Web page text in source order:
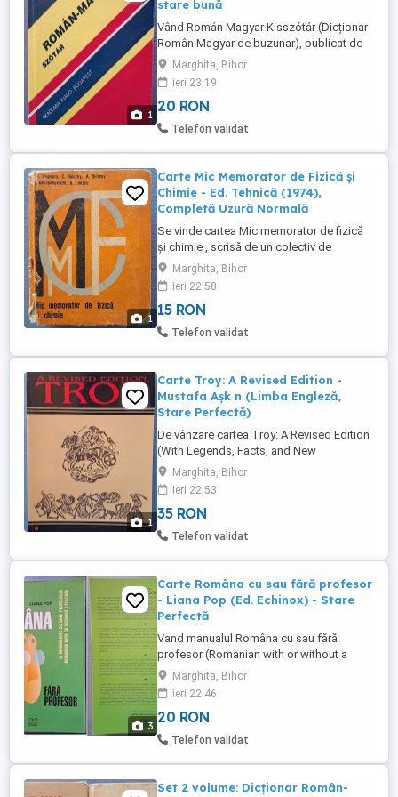
1
stare bună
Vând Román Magyar Kisszótár (Dicționar
Român Magyar de buzunar), publicat de
editura Akadémiai Kiadó din Budapesta.
Autori Sursă: Colectiv coordonat de
Bakos Ferenc și Dorogman György.
Conținut: Conține vocabularul de bază al
limbii române (aproximativ 30.000 de
Marghita, Bihor
ieri 23:19
20 RON
Telefon validat
1
Carte Mic Memorator de Fizică și
Chimie - Ed. Tehnică (1974),
Completă Uzură Normală
Se vinde cartea Mic memorator de fizică
și chimie , scrisă de un colectiv de
prestigiu (I. Popescu, C. Holszky, A.
Hristev, N. Gherbanovschi, G. Enescu) și
publicată la Editura Tehnică în anul 1974.
Un ghid retro de referință, excelent pentru
elevi, studenți sau nostalgici, ce
Marghita, Bihor
ieri 22:58
15 RON
Telefon validat
1
Carte Troy: A Revised Edition -
Mustafa Aşk n (Limba Engleză,
Stare Perfectă)
De vânzare cartea Troy: A Revised Edition
(With Legends, Facts, and New
Developments) , scrisă de Mustafa Aşk n
și publicată de editura Keskin Color în
Istanbul. Este un ghid arheologic și istoric
complet dedicat legendelor homerice și
săpăturilor din situl antic al Troiei, scris
Marghita, Bihor
ieri 22:53
35 RON
Telefon validat
3
Carte Româna cu sau fără profesor
- Liana Pop (Ed. Echinox) - Stare
Perfectă
Vand manualul Româna cu sau fără
profesor (Romanian with or without a
Teacher Le roumain avec ou sans
professeur) scris de Liana Pop, publicat
de Editura Echinox în colecția Studium.
Este cea mai apreciată lucrare pentru
studierea limbii române ca limbă străină,
Marghita, Bihor
ieri 22:46
20 RON
Telefon validat
Set 2 volume: Dicționar Român-